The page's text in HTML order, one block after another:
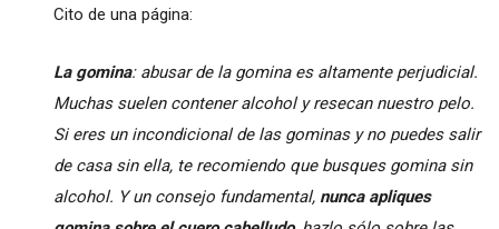
Cito de una página:
La gomina: abusar de la gomina es altamente perjudicial.
Muchas suelen contener alcohol y resecan nuestro pelo.
Si eres un incondicional de las gominas y no puedes salir
de casa sin ella, te recomiendo que busques gomina sin
alcohol. Y un consejo fundamental, nunca apliques